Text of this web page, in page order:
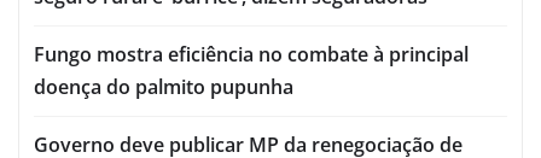
Fungo mostra eficiência no combate à principal
doença do palmito pupunha
Governo deve publicar MP da renegociação de